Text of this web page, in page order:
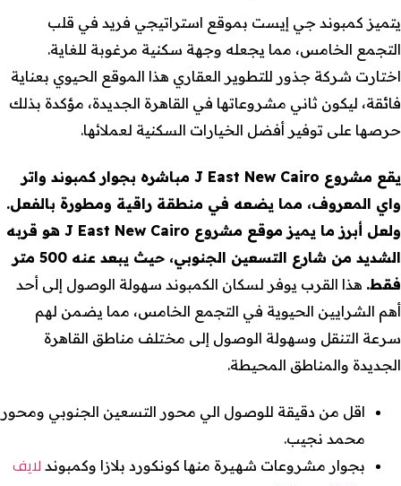
يتميز كمبوند جي إيست بموقع استراتيجي فريد في قلب
التجمع الخامس، مما يجعله وجهة سكنية مرغوبة للغاية.
اختارت شركة جذور للتطوير العقاري هذا الموقع الحيوي بعناية
فائقة، ليكون ثاني مشروعاتها في القاهرة الجديدة، مؤكدة بذلك
حرصها على توفير أفضل الخيارات السكنية لعملائها.
يقع مشروع J East New Cairo مباشره بجوار كمبوند واتر
واي المعروف، مما يضعه في منطقة راقية ومطورة بالفعل.
ولعل أبرز ما يميز موقع مشروع J East New Cairo هو قربه
الشديد من شارع التسعين الجنوبي، حيث يبعد عنه 500 متر
فقط. هذا القرب يوفر لسكان الكمبوند سهولة الوصول إلى أحد
أهم الشرايين الحيوية في التجمع الخامس، مما يضمن لهم
سرعة التنقل وسهولة الوصول إلى مختلف مناطق القاهرة
الجديدة والمناطق المحيطة.
اقل من دقيقة للوصول الي محور التسعين الجنوبي ومحور
محمد نجيب.
بجوار مشروعات شهيرة منها كونكورد بلازا وكمبوند لايف